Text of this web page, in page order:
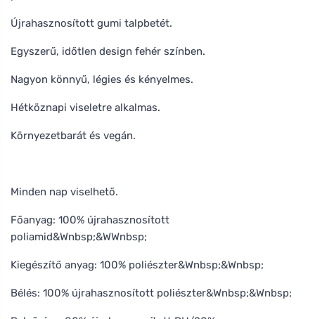
Újrahasznosított gumi talpbetét.
Egyszerű, időtlen design fehér színben.
Nagyon könnyű, légies és kényelmes.
Hétköznapi viseletre alkalmas.
Környezetbarát és vegán.
Minden nap viselhető.
Főanyag: 100% újrahasznosított
poliamid&Wnbsp;&WWnbsp;
Kiegészítő anyag: 100% poliészter&Wnbsp;&Wnbsp;
Bélés: 100% újrahasznosított poliészter&Wnbsp;&Wnbsp;